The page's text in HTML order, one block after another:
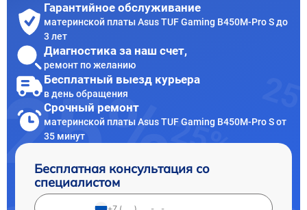
Гарантийное обслуживание
материнской платы Asus TUF Gaming B450M-Pro S до
3 лет
Диагностика за наш счет,
ремонт по желанию
Бесплатный выезд курьера
в день обращения
Срочный ремонт
материнской платы Asus TUF Gaming B450M-Pro S от
35 минут
Бесплатная консультация со
специалистом